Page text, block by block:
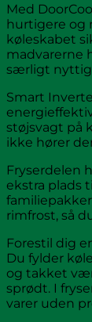
Med
hurtigere og
køleskabet
madvarerne
særligt
Smart
støjsvagt på
ikke hører
Fryserdelen
ekstra plads
rimfrost, så
Forestil dig
Du fylder
og takket
sprødt. I
varer uden